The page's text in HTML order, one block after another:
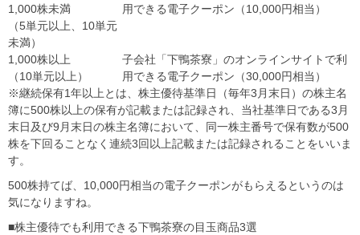
1,000株未満
（5単元以上、10単元
未満）
用できる電子クーポン（10,000円相当）
1,000株以上
（10単元以上）
子会社「下鴨茶寮」のオンラインサイトで利
用できる電子クーポン（30,000円相当）
※継続保有1年以上とは、株主優待基準日（毎年3月末日）の株主名
簿に500株以上の保有が記載または記録され、当社基準日である3月
末日及び9月末日の株主名簿において、同一株主番号で保有数が500
株を下回ることなく連続3回以上記載または記録されることをいいま
す。
500株持てば、10,000円相当の電子クーポンがもらえるというのは
気になりますね。
■株主優待でも利用できる下鴨茶寮の目玉商品3選